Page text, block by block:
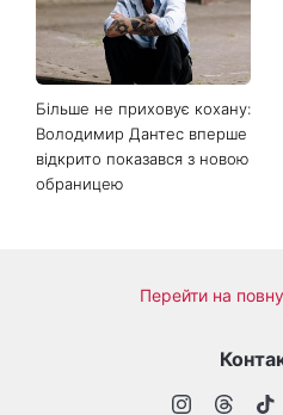
3 прості способи
охолодити квартиру в
спеку